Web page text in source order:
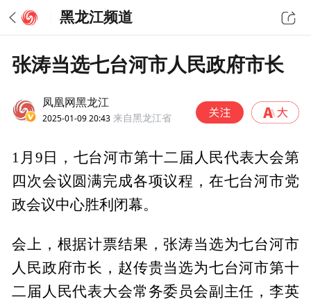
黑龙江频道
张涛当选七台河市人民政府市长
凤凰网黑龙江
2025-01-09 20:43 来自黑龙江省
1月9日，七台河市第十二届人民代表大会第
四次会议圆满完成各项议程，在七台河市党
政会议中心胜利闭幕。
会上，根据计票结果，张涛当选为七台河市
人民政府市长，赵传贵当选为七台河市第十
二届人民代表大会常务委员会副主任，李英